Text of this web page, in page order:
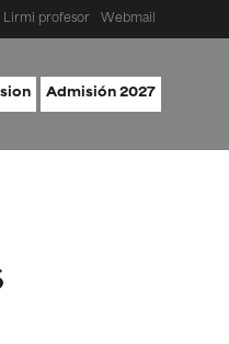
Lirmi profesor Webmail
Admisión 2027